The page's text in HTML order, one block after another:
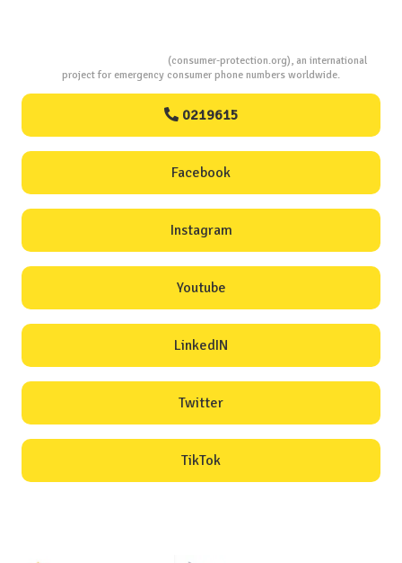
(consumer-protection.org), an international
project for emergency consumer phone numbers worldwide.
0219615
Facebook
Instagram
Youtube
LinkedIN
Twitter
TikTok